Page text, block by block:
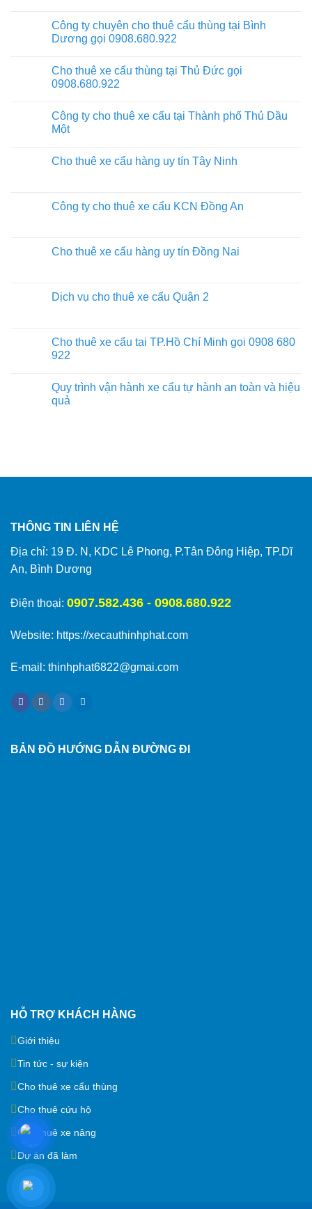
Công ty chuyên cho thuê cẩu thùng tại Bình
Dương gọi 0908.680.922
Cho thuê xe cẩu thùng tại Thủ Đức gọi
0908.680.922
Công ty cho thuê xe cẩu tại Thành phố Thủ Dầu
Một
Cho thuê xe cẩu hàng uy tín Tây Ninh
Công ty cho thuê xe cẩu KCN Đồng An
Cho thuê xe cẩu hàng uy tín Đồng Nai
Dịch vụ cho thuê xe cẩu Quận 2
Cho thuê xe cẩu tại TP.Hồ Chí Minh gọi 0908 680
922
Quy trình vận hành xe cẩu tự hành an toàn và hiệu
quả
THÔNG TIN LIÊN HỆ
Địa chỉ: 19 Đ. N, KDC Lê Phong, P.Tân Đông Hiệp, TP.Dĩ
An, Bình Dương
Điện thoại: 0907.582.436 - 0908.680.922
Website: https://xecauthinhphat.com
E-mail: thinhphat6822@gmai.com
HỖ TRỢ KHÁCH HÀNG
Giới thiệu
Tin tức - sự kiện
Cho thuê xe cẩu thùng
Cho thuê cứu hộ
Cho thuê xe nâng
Dự án đã làm
BẢN ĐỒ HƯỚNG DẪN ĐƯỜNG ĐI